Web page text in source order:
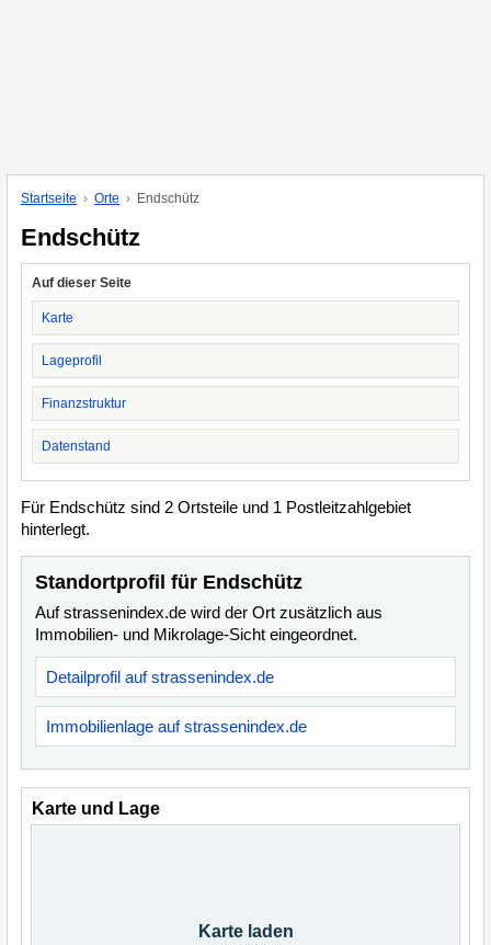
Startseite Orte Endschütz
Endschütz
Auf dieser Seite
Karte
Lageprofil
Finanzstruktur
Datenstand
Für Endschütz sind 2 Ortsteile und 1 Postleitzahlgebiet
hinterlegt.
Standortprofil für Endschütz
Auf strassenindex.de wird der Ort zusätzlich aus
Immobilien- und Mikrolage-Sicht eingeordnet.
Detailprofil auf strassenindex.de
Immobilienlage auf strassenindex.de
Karte und Lage
Karte laden